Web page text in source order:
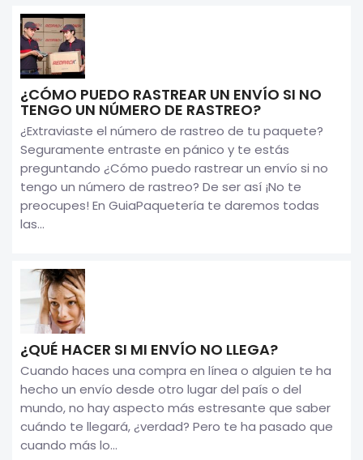
¿CÓMO PUEDO RASTREAR UN ENVÍO SI NO
TENGO UN NÚMERO DE RASTREO?
¿Extraviaste el número de rastreo de tu paquete?
Seguramente entraste en pánico y te estás
preguntando ¿Cómo puedo rastrear un envío si no
tengo un número de rastreo? De ser así ¡No te
preocupes! En GuiaPaquetería te daremos todas
las...
¿QUÉ HACER SI MI ENVÍO NO LLEGA?
Cuando haces una compra en línea o alguien te ha
hecho un envío desde otro lugar del país o del
mundo, no hay aspecto más estresante que saber
cuándo te llegará, ¿verdad? Pero te ha pasado que
cuando más lo...